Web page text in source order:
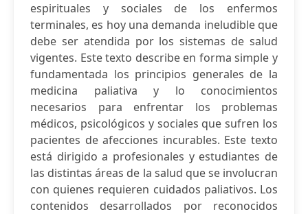
espirituales y sociales de los enfermos
terminales, es hoy una demanda ineludible que
debe ser atendida por los sistemas de salud
vigentes. Este texto describe en forma simple y
fundamentada los principios generales de la
medicina paliativa y lo conocimientos
necesarios para enfrentar los problemas
médicos, psicológicos y sociales que sufren los
pacientes de afecciones incurables. Este texto
está dirigido a profesionales y estudiantes de
las distintas áreas de la salud que se involucran
con quienes requieren cuidados paliativos. Los
contenidos desarrollados por reconocidos